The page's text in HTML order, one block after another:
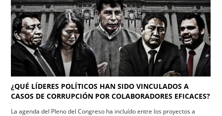
¿QUÉ LÍDERES POLÍTICOS HAN SIDO VINCULADOS A
CASOS DE CORRUPCIÓN POR COLABORADORES EFICACES?
La agenda del Pleno del Congreso ha incluído entre los proyectos a